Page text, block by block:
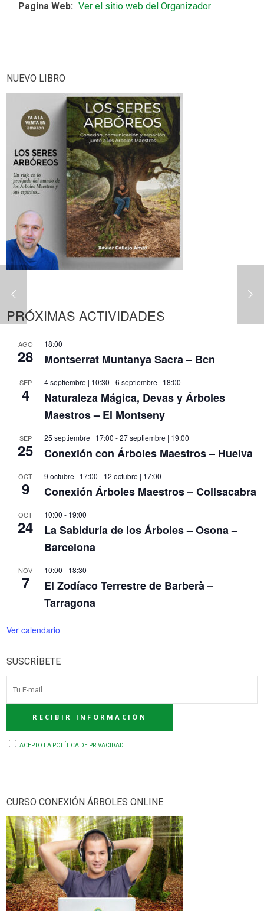
Pagina Web: Ver el sitio web del Organizador
NUEVO LIBRO
PRÓXIMAS ACTIVIDADES
AGO
28
18:00
Montserrat Muntanya Sacra – Bcn
SEP
4
4 septiembre | 10:30 -6 septiembre | 18:00
Naturaleza Mágica, Devas y Árboles
Maestros – El Montseny
SEP
25
25 septiembre | 17:00 -27 septiembre | 19:00
Conexión con Árboles Maestros – Huelva
OCT
9
9 octubre | 17:00 - 12 octubre | 17:00
Conexión Árboles Maestros – Collsacabra
OCT
24
10:00 - 19:00
La Sabiduría de los Árboles – Osona –
Barcelona
NOV
7
10:00 - 18:30
El Zodíaco Terrestre de Barberà –
Tarragona
Ver calendario
SUSCRÍBETE
ACEPTO LA POLÍTICA DE PRIVACIDAD
CURSO CONEXIÓN ÁRBOLES ONLINE